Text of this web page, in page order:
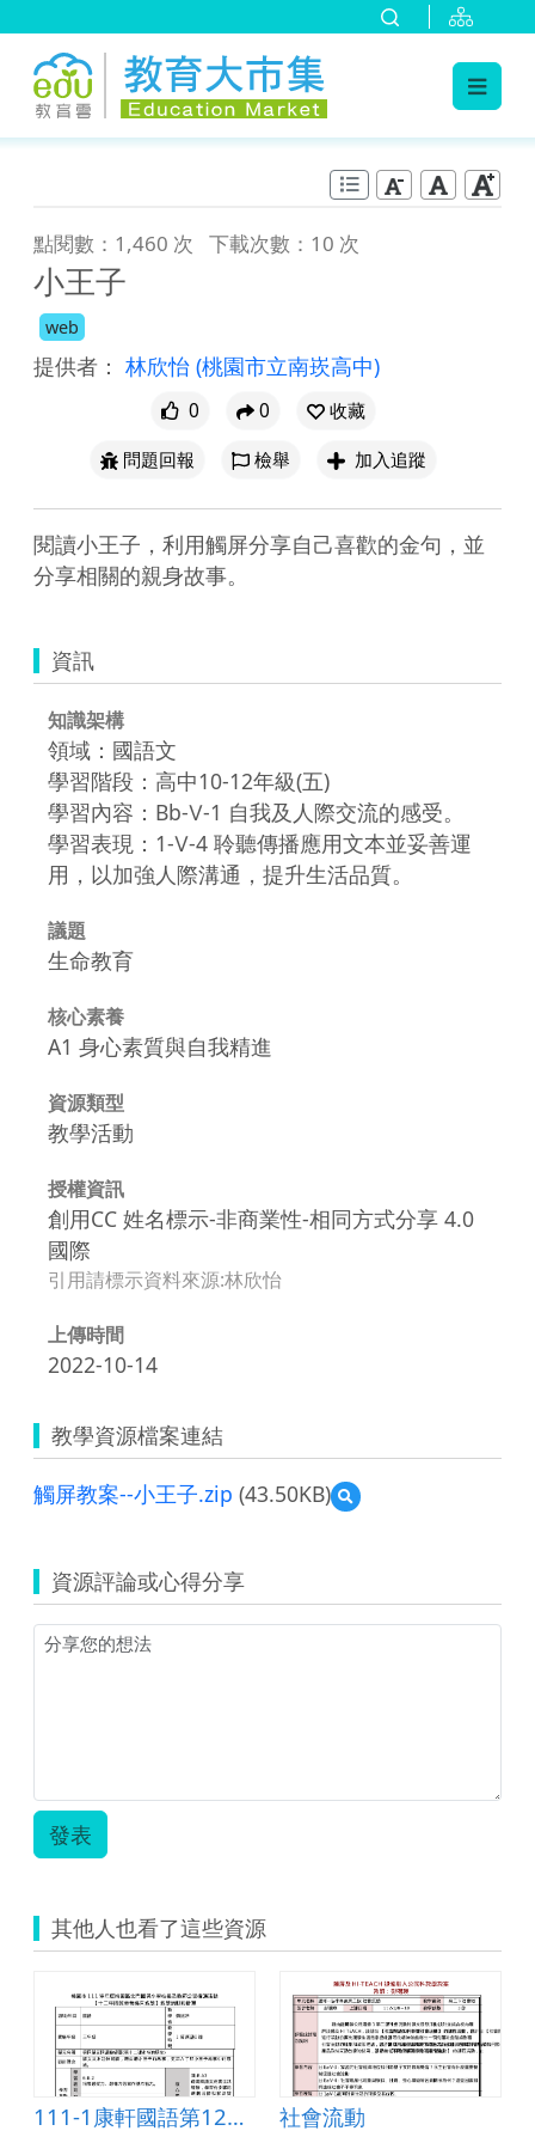
點閱數：1,460 次 下載次數：10 次
小王子
web
提供者： 林欣怡 (桃園市立南崁高中)
0 0
收藏
問題回報
檢舉 加入追蹤
閱讀小王子，利用觸屏分享自己喜歡的金句，並
分享相關的親身故事。
資訊
知識架構
領域：國語文
學習階段：高中10-12年級(五)
學習內容：Bb-Ⅴ-1 自我及人際交流的感受。
學習表現：1-Ⅴ-4 聆聽傳播應用文本並妥善運
用，以加強人際溝通，提升生活品質。
議題
生命教育
核心素養
A1 身心素質與自我精進
資源類型
教學活動
授權資訊
創用CC 姓名標示-非商業性-相同方式分享 4.0
國際
引用請標示資料來源:林欣怡
上傳時間
2022-10-14
教學資源檔案連結
觸屏教案--小王子.zip (43.50KB)
預
覽
案-
-
資源評論或心得分享
發表
其他人也看了這些資源
111-1康軒國語第12課奇妙的朋友延伸閱讀教案 社會流動